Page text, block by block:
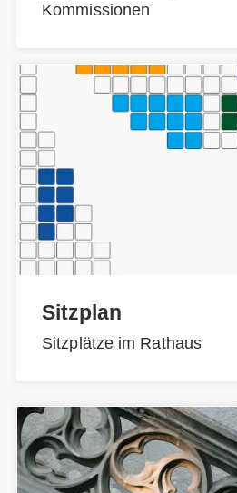
Kommissionen
Sitzplan
Sitzplätze im Rathaus